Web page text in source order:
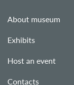
About museum
Exhibits
Host an event
Contacts